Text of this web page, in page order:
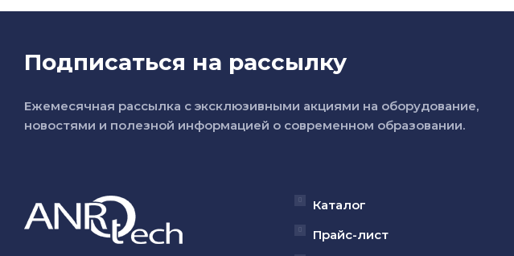
Подписаться на рассылку
Ежемесячная рассылка с эксклюзивными акциями на оборудование,
новостями и полезной информацией о современном образовании.
Каталог
Прайс-лист